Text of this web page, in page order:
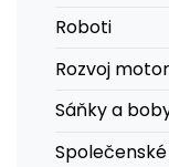
Roboti
Rozvoj
Sáňky a